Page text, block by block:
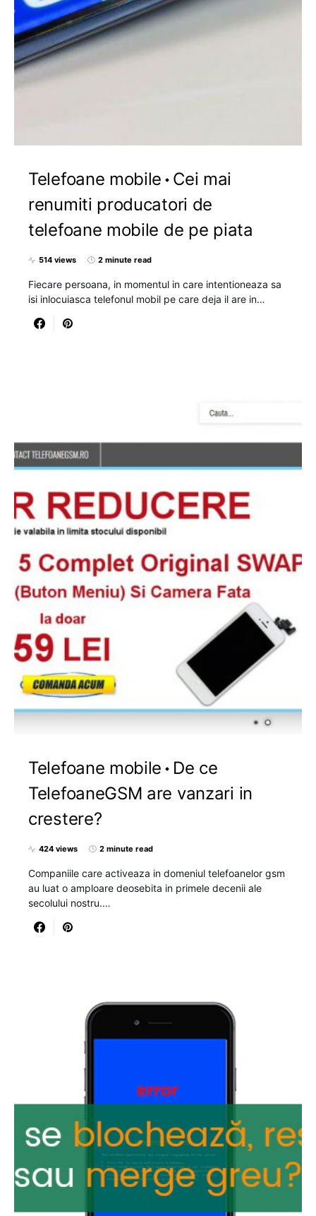
Telefoane mobile
Cei mai
renumiti producatori de
telefoane mobile de pe piata
514 views 2 minute read
Fiecare persoana, in momentul in care intentioneaza sa
isi inlocuiasca telefonul mobil pe care deja il are in…
Telefoane mobile
De ce
TelefoaneGSM are vanzari in
crestere?
424 views 2 minute read
Companiile care activeaza in domeniul telefoanelor gsm
au luat o amploare deosebita in primele decenii ale
secolului nostru.…